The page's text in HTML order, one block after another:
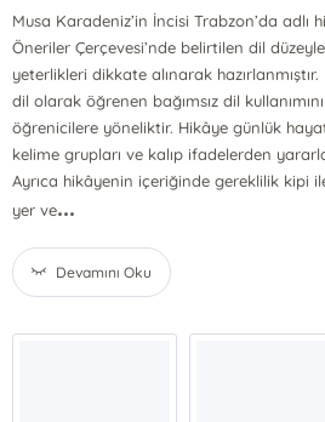
Musa Karadeniz’in İncisi Trabzon’da adlı
Öneriler Çerçevesi’nde belirtilen dil
yeterlikleri dikkate alınarak
dil olarak öğrenen bağımsız dil
öğrenicilere yöneliktir. Hikâye günlük
kelime grupları ve kalıp ifadelerden
Ayrıca hikâyenin içeriğinde gereklilik kipi
yer ve...
Devamını Oku